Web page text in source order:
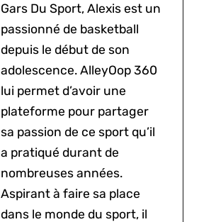
Gars Du Sport, Alexis est un
passionné de basketball
depuis le début de son
adolescence. AlleyOop 360
lui permet d’avoir une
plateforme pour partager
sa passion de ce sport qu’il
a pratiqué durant de
nombreuses années.
Aspirant à faire sa place
dans le monde du sport, il